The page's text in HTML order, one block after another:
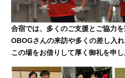
合宿では、多くのご支援とご協力を
OBOGさんの来訪や多くの差し入れ
この場をお借りして厚く御礼を申し